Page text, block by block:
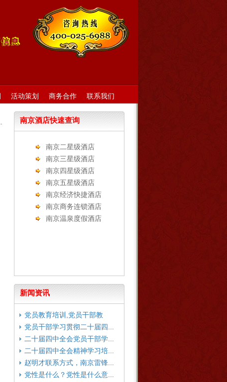
活动策划 商务合作 联系我们
南京酒店快速查询
南京二星级酒店
南京三星级酒店
南京四星级酒店
南京五星级酒店
南京经济快捷酒店
南京商务连锁酒店
南京温泉度假酒店
新闻资讯
党员教育培训,党员干部教
育...
党员干部学习贯彻二十届四...
二十届四中全会党员干部学...
二十届四中全会精神学习培...
赵明才联系方式，南京雷锋...
党性是什么？党性是什么意...